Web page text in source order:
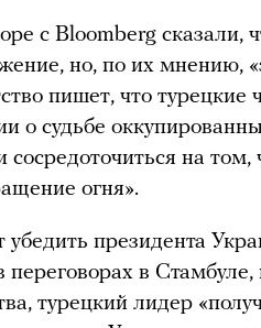
с Bloomberg сказали,
но, по их мнению,
пишет, что турецкие
о судьбе
сосредоточиться на том,
огня».
убедить президента
переговорах в Стамбуле,
турецкий лидер